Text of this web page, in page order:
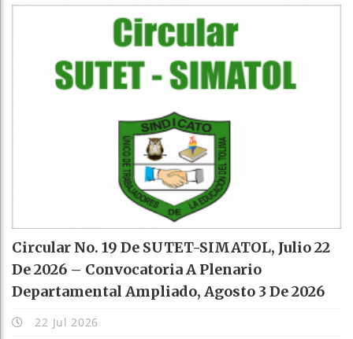
Circular No. 19 De SUTET-SIMATOL, Julio 22
De 2026 – Convocatoria A Plenario
Departamental Ampliado, Agosto 3 De 2026
22 Jul 2026